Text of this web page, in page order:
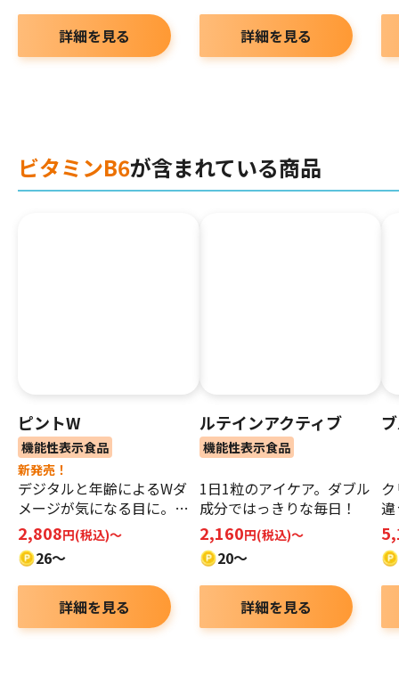
詳細を見る 詳細を見る
ビタミンB6が含まれている商品
ピントW
機能性表示食品
新発売！
デジタルと年齢によるWダ
メージが気になる目に。ピ
ントWとスイスイ快適な毎
日へ！
2,808円(税込)～
26～
詳細を見る
ルテインアクティブ
機能性表示食品
1日1粒のアイケア。ダブル
成分ではっきりな毎日！
2,160円(税込)～
20～
詳細を見る